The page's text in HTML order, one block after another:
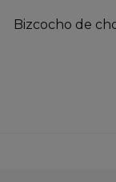
Bizcocho de